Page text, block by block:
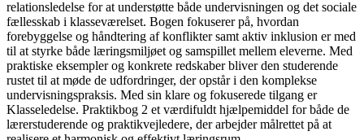
relationsledelse for at understøtte både undervisningen og det sociale
fællesskab i klasseværelset. Bogen fokuserer på, hvordan
forebyggelse og håndtering af konflikter samt aktiv inklusion er med
til at styrke både læringsmiljøet og samspillet mellem eleverne. Med
praktiske eksempler og konkrete redskaber bliver den studerende
rustet til at møde de udfordringer, der opstår i den komplekse
undervisningspraksis. Med sin klare og fokuserede tilgang er
Klasseledelse. Praktikbog 2 et værdifuldt hjælpemiddel for både de
lærerstuderende og praktikvejledere, der arbejder målrettet på at